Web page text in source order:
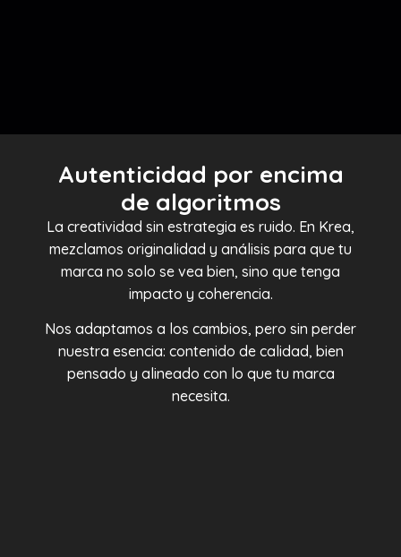
Autenticidad por encima
de algoritmos
La creatividad sin estrategia es ruido. En Krea,
mezclamos originalidad y análisis para que tu
marca no solo se vea bien, sino que tenga
impacto y coherencia.
Nos adaptamos a los cambios, pero sin perder
nuestra esencia: contenido de calidad, bien
pensado y alineado con lo que tu marca
necesita.